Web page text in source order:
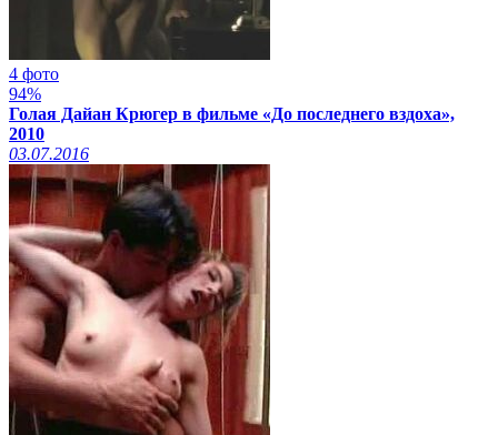
4 фото
94%
Голая Дайан Крюгер в фильме «До последнего вздоха»,
2010
03.07.2016